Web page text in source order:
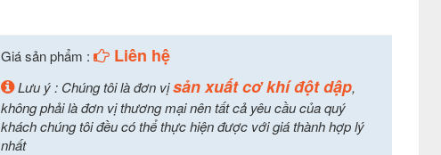
Giá sản phẩm : Liên hệ
Lưu ý : Chúng tôi là đơn vịsản xuất cơ khí đột dập,
không phải là đơn vị thương mại nên tất cả yêu cầu của quý
khách chúng tôi đều có thể thực hiện được với giá thành hợp lý
nhất